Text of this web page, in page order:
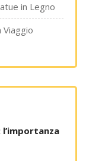
in Legno
Viaggio